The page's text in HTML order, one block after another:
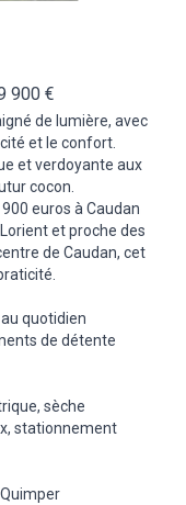
900 €
de lumière, avec
et le confort.
et verdoyante aux
cocon.
euros à Caudan
et proche des
de Caudan, cet
quotidien
de détente
sèche
stationnement